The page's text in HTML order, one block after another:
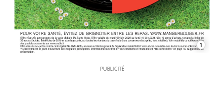
1
PUBLICITÉ